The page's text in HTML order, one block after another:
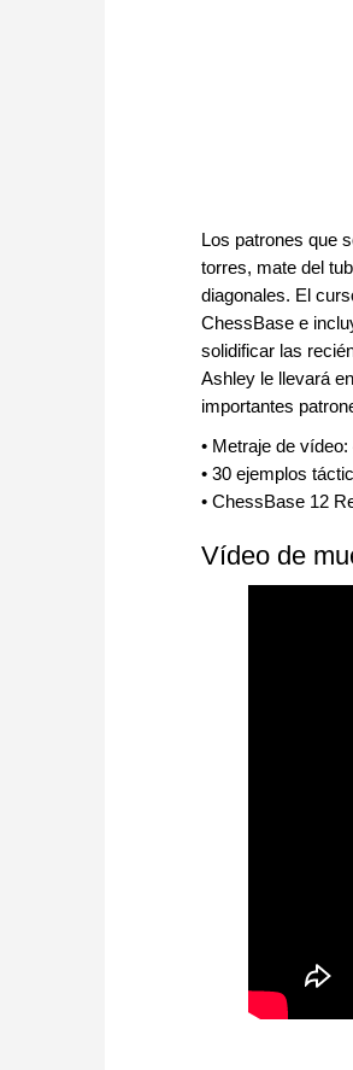
Los patrones que
torres, mate del
diagonales. El
ChessBase e
solidificar las
Ashley le llevará
importantes
• Metraje de
• 30 ejemplos
• ChessBase 12
Vídeo de